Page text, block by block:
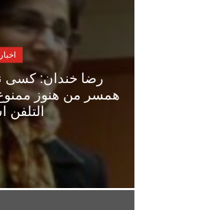
اخبار
رضا خندان: کسی
همسر من هنوز